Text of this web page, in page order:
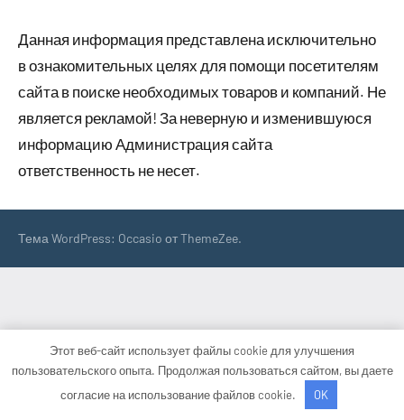
Данная информация представлена исключительно
в ознакомительных целях для помощи посетителям
сайта в поиске необходимых товаров и компаний. Не
является рекламой! За неверную и изменившуюся
информацию Администрация сайта
ответственность не несет.
Тема WordPress: Occasio от ThemeZee.
Этот веб-сайт использует файлы cookie для улучшения
пользовательского опыта. Продолжая пользоваться сайтом, вы даете
согласие на использование файлов cookie.
OK